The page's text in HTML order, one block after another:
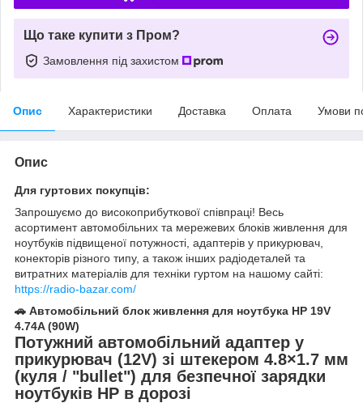
Що таке купити з Пром?
Замовлення під захистом
Опис Характеристики Доставка Оплата Умови
Опис
Для гуртових покупців:
Запрошуємо до високоприбуткової співпраці! Весь
асортимент автомобільних та мережевих блоків живлення для
ноутбуків підвищеної потужності, адаптерів у прикурювач,
конекторів різного типу, а також інших радіодеталей та
витратних матеріалів для техніки гуртом на нашому сайті:
https://radio-bazar.com/
🚗 Автомобільний блок живлення для ноутбука HP 19V
4.74A (90W)
Потужний автомобільний адаптер у
прикурювач (12V) зі штекером 4.8×1.7 мм
(куля / "bullet") для безпечної зарядки
ноутбуків HP в дорозі